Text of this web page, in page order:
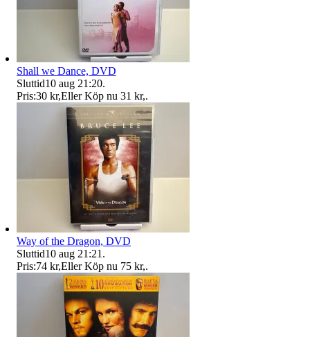
Shall we Dance, DVD
Sluttid10 aug 21:20.
Pris:30 kr,Eller Köp nu 31 kr,.
Way of the Dragon, DVD
Sluttid10 aug 21:21 .
Pris:74 kr,Eller Köp nu 75 kr,.